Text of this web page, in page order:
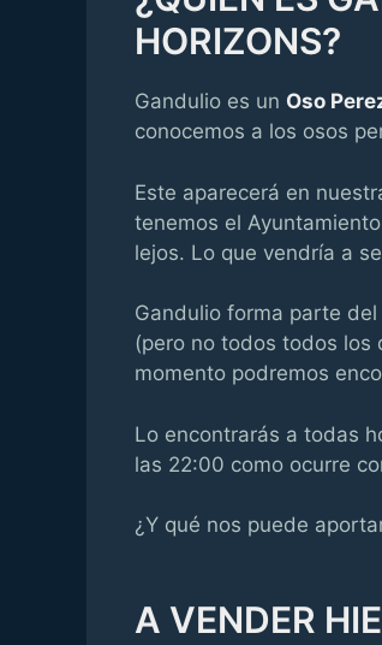
HORIZONS?
Gandulio es un Oso
conocemos a los osos
Este aparecerá en
tenemos el
lejos. Lo que vendría a
Gandulio forma parte
(pero no todos todos los
momento podremos
Lo encontrarás a todas
las 22:00 como ocurre
¿Y qué nos puede
A VENDER